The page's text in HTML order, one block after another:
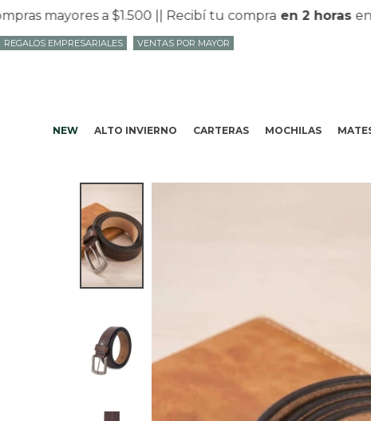
mayores a $1.500 || Recibí tu compraen 2 horasen
NEW ALTO INVIERNO CARTERAS MOCHILAS
REGALOS EMPRESARIALES VENTAS POR MAYOR